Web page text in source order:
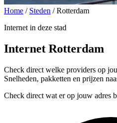
Home / Steden / Rotterdam
Internet in deze stad
Internet Rotterdam
Check direct welke providers op
Snelheden, pakketten en prijzen
Check direct wat er op jouw adres